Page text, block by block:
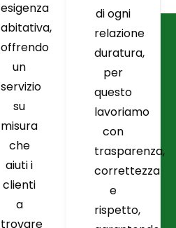
esigenza
abitativa,
offrendo
un
servizio
su
misura
che
aiuti i
clienti
a
trovare
di ogni
relazione
duratura,
per
questo
lavoriamo
con
trasparenza,
correttezza
e
rispetto,